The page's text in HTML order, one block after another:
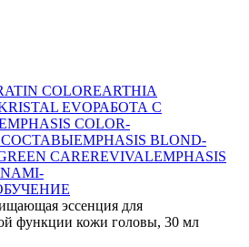
COLOREARTHIA
EVOРАБОТА С
COLOR-
EMPHASIS BLOND-
CAREREVIVALEMPHASIS
эссенция для
функции кожи головы, 30 мл